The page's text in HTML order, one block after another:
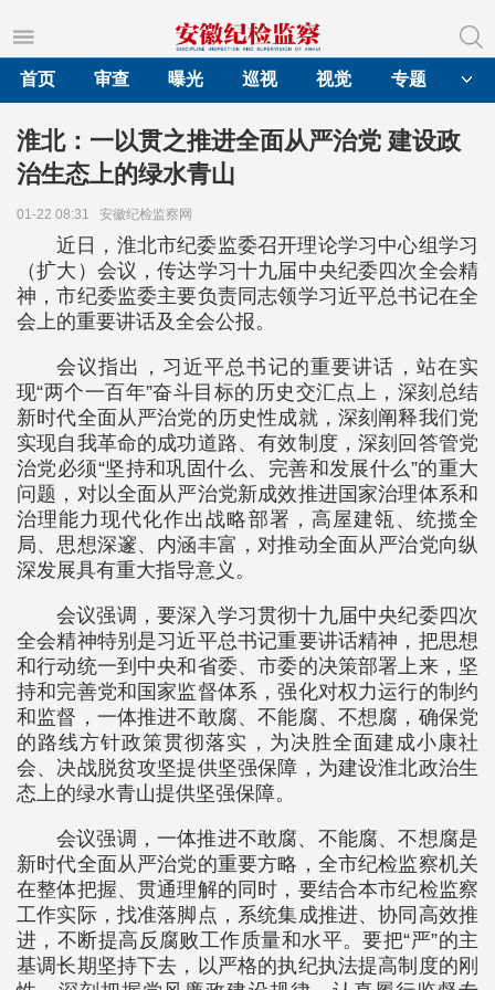
首页
审查 曝光 巡视 视觉 专题
淮北：一以贯之推进全面从严治党 建设政
治生态上的绿水青山
01-22 08:31 安徽纪检监察网
近日，淮北市纪委监委召开理论学习中心组学习
（扩大）会议，传达学习十九届中央纪委四次全会精
神，市纪委监委主要负责同志领学习近平总书记在全
会上的重要讲话及全会公报。
会议指出，习近平总书记的重要讲话，站在实
现“两个一百年”奋斗目标的历史交汇点上，深刻总结
新时代全面从严治党的历史性成就，深刻阐释我们党
实现自我革命的成功道路、有效制度，深刻回答管党
治党必须“坚持和巩固什么、完善和发展什么”的重大
问题，对以全面从严治党新成效推进国家治理体系和
治理能力现代化作出战略部署，高屋建瓴、统揽全
局、思想深邃、内涵丰富，对推动全面从严治党向纵
深发展具有重大指导意义。
会议强调，要深入学习贯彻十九届中央纪委四次
全会精神特别是习近平总书记重要讲话精神，把思想
和行动统一到中央和省委、市委的决策部署上来，坚
持和完善党和国家监督体系，强化对权力运行的制约
和监督，一体推进不敢腐、不能腐、不想腐，确保党
的路线方针政策贯彻落实，为决胜全面建成小康社
会、决战脱贫攻坚提供坚强保障，为建设淮北政治生
态上的绿水青山提供坚强保障。
会议强调，一体推进不敢腐、不能腐、不想腐是
新时代全面从严治党的重要方略，全市纪检监察机关
在整体把握、贯通理解的同时，要结合本市纪检监察
工作实际，找准落脚点，系统集成推进、协同高效推
进，不断提高反腐败工作质量和水平。要把“严”的主
基调长期坚持下去，以严格的执纪执法提高制度的刚